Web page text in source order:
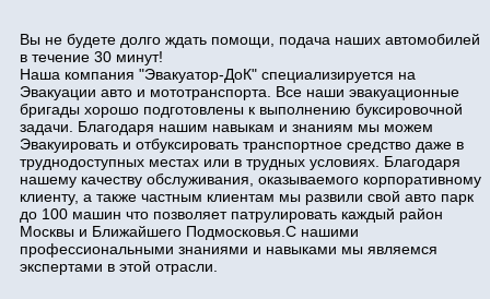
Вы не будете долго ждать помощи, подача наших автомобилей
в течение 30 минут!
Наша компания "Эвакуатор-ДоК" специализируется на
Эвакуации авто и мототранспорта. Все наши эвакуационные
бригады хорошо подготовлены к выполнению буксировочной
задачи. Благодаря нашим навыкам и знаниям мы можем
Эвакуировать и отбуксировать транспортное средство даже в
труднодоступных местах или в трудных условиях. Благодаря
нашему качеству обслуживания, оказываемого корпоративному
клиенту, а также частным клиентам мы развили свой авто парк
до 100 машин что позволяет патрулировать каждый район
Москвы и Ближайшего Подмосковья.С нашими
профессиональными знаниями и навыками мы являемся
экспертами в этой отрасли.